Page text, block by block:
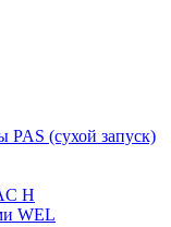
(сухой запуск)
H
WEL